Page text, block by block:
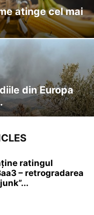
atinge cel mai
din Europa
ratingul
– retrogradarea